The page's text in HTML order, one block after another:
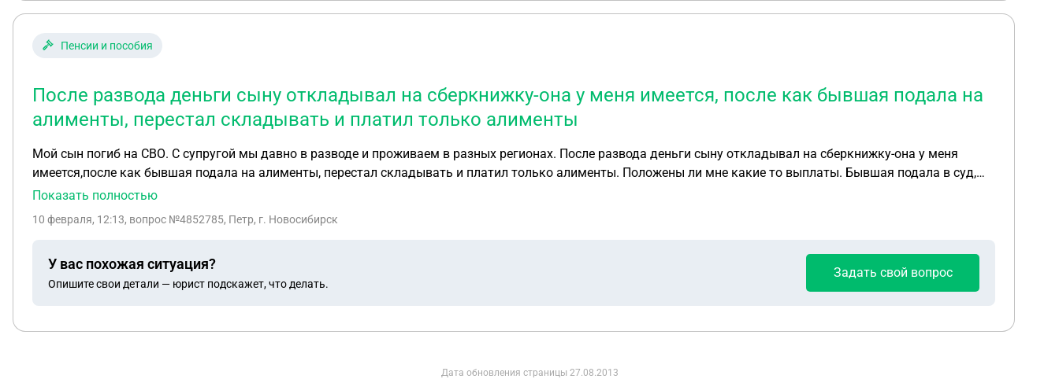
Пенсии и пособия
После развода деньги сыну откладывал на сберкнижку-она у меня имеется, после как бывшая подала на
алименты, перестал складывать и платил только алименты
Мой сын погиб на СВО. С супругой мы давно в разводе и проживаем в разных регионах. После развода деньги сыну откладывал на сберкнижку-она у меня
имеется,после как бывшая подала на алименты, перестал складывать и платил только алименты. Положены ли мне какие то выплаты. Бывшая подала в суд,
т.к я его не воспитывал
Показать полностью
10 февраля, 12:13, вопрос №4852785, Петр, г. Новосибирск
У вас похожая ситуация?
Опишите свои детали — юрист подскажет, что делать.
Задать свой вопрос
Дата обновления страницы 27.08.2013